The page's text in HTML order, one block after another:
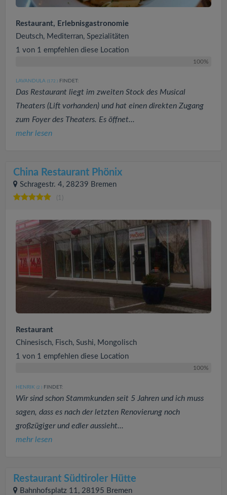
Restaurant, Erlebnisgastronomie
Deutsch, Mediterran, Spezialitäten
1 von 1 empfehlen diese Location
100%
LAVANDULA (172 ) FINDET:
Das Restaurant liegt im zweiten Stock des Musical
Theaters (Lift vorhanden) und hat einen direkten Zugang
zum Foyer des Theaters. Es öffnet...
mehr lesen
China Restaurant Phönix
Schragestr. 4, 28239 Bremen
(1)
Restaurant
Chinesisch, Fisch, Sushi, Mongolisch
1 von 1 empfehlen diese Location
100%
HENRIK (2 ) FINDET:
Wir sind schon Stammkunden seit 5 Jahren und ich muss
sagen, dass es nach der letzten Renovierung noch
großzügiger und edler aussieht...
mehr lesen
Restaurant Südtiroler Hütte
Bahnhofsplatz 11, 28195 Bremen